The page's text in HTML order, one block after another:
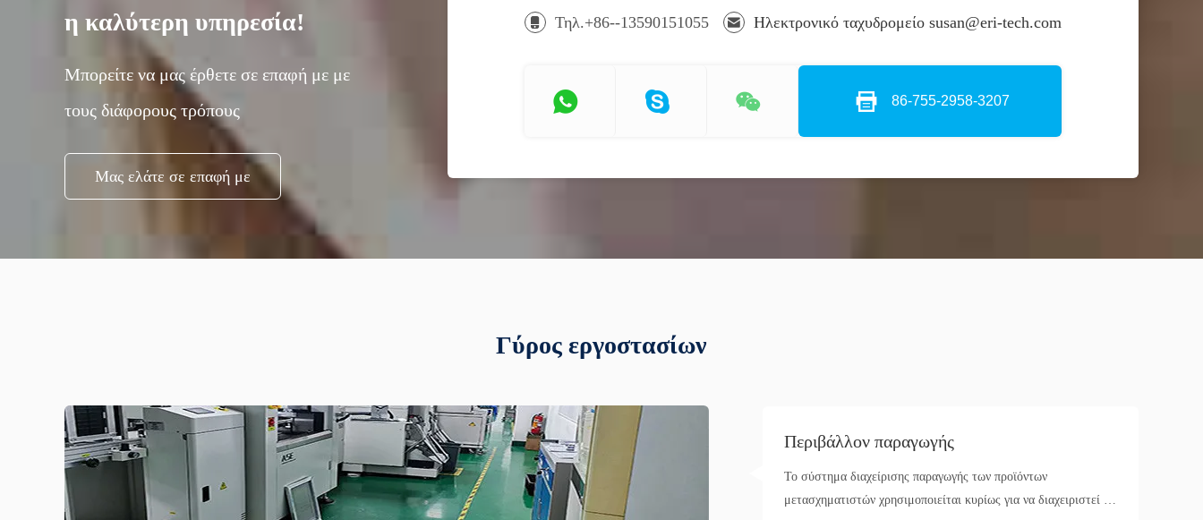
η καλύτερη υπηρεσία!
Μπορείτε να μας έρθετε σε επαφή με με
τους διάφορους τρόπους
Μας ελάτε σε επαφή με
Τηλ.+86--13590151055 Ηλεκτρονικό ταχυδρομείο susan@eri-tech.com
86-755-2958-3207
Γύρος εργοστασίων
Περιβάλλον παραγωγής
Το σύστημα διαχείρισης παραγωγής των προϊόντων
μετασχηματιστών χρησιμοποιείται κυρίως για να διαχειριστεί τη